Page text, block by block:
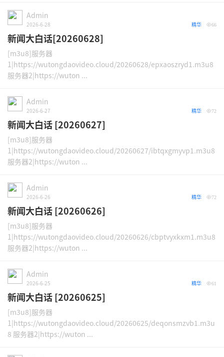
Admin
2026-6-28 66
精华
新闻大白话[20260628]
[m3u8]服务器
1|https://wutongdaovideo.cloud/20260628/epxaoszryd1.m3u8
服务器2|https://wuton ...
Admin
2026-6-27 72
精华
新闻大白话 [20260627]
[m3u8]服务器
1|https://wutongdaovideo.cloud/20260627/ibtqxgmyvp1.m3u8
服务器2|https://wuton ...
Admin
2026-6-26 72
精华
新闻大白话 [20260626]
[m3u8]服务器
1|https://wutongdaovideo.cloud/20260626/cbptvyxkxm1.m3u8
服务器2|https://wuton ...
Admin
2026-6-25 61
精华
新闻大白话 [20260625]
[m3u8]服务器
1|https://wutongdaovideo.cloud/20260625/deqonsmzvb1.m3u
8 服务器2|https://wuton ...